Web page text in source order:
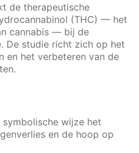
de therapeutische
(THC) — het
cannabis — bij de
De studie richt zich op het
en het verbeteren van de
wijze het
en de hoop op